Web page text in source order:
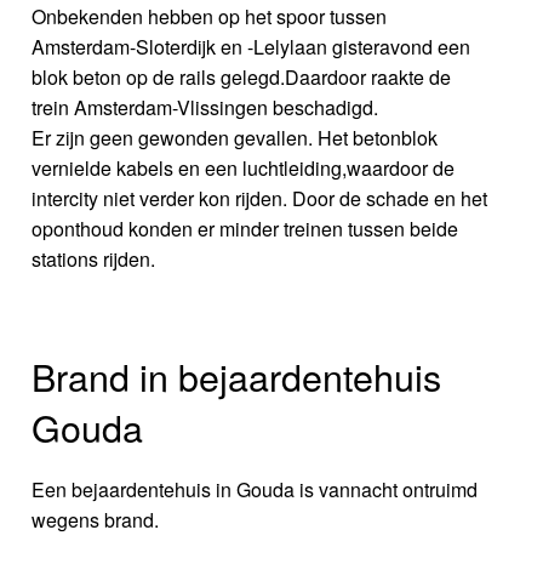
Onbekenden hebben op het spoor tussen
Amsterdam-Sloterdijk en -Lelylaan gisteravond een
blok beton op de rails gelegd.Daardoor raakte de
trein Amsterdam-Vlissingen beschadigd.
Er zijn geen gewonden gevallen. Het betonblok
vernielde kabels en een luchtleiding,waardoor de
intercity niet verder kon rijden. Door de schade en het
oponthoud konden er minder treinen tussen beide
stations rijden.
Brand in bejaardentehuis
Gouda
Een bejaardentehuis in Gouda is vannacht ontruimd
wegens brand.